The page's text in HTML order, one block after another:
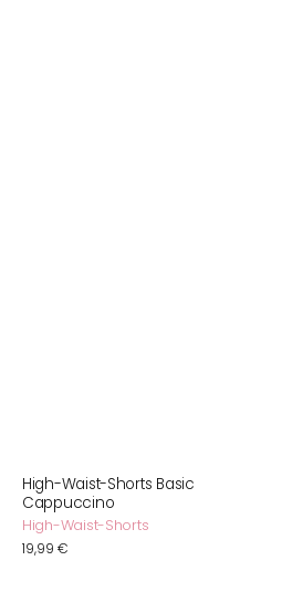
High-Waist-Shorts Basic
Cappuccino
High-Waist-Shorts
Normaler
19,99 €